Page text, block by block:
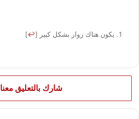
يكون هناك زوار بشكل كبير [
↩
]
شارك بالتعليق معنا